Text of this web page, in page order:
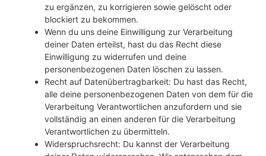
zu ergänzen, zu korrigieren sowie gelöscht oder
blockiert zu bekommen.
Wenn du uns deine Einwilligung zur Verarbeitung
deiner Daten erteilst, hast du das Recht diese
Einwilligung zu widerrufen und deine
personenbezogenen Daten löschen zu lassen.
Recht auf Datenübertragbarkeit: Du hast das Recht,
alle deine personenbezogenen Daten von dem für die
Verarbeitung Verantwortlichen anzufordern und sie
vollständig an einen anderen für die Verarbeitung
Verantwortlichen zu übermitteln.
Widerspruchsrecht: Du kannst der Verarbeitung